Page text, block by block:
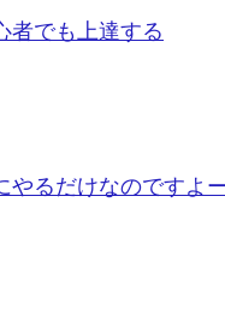
でも上達する
るだけなのですよ